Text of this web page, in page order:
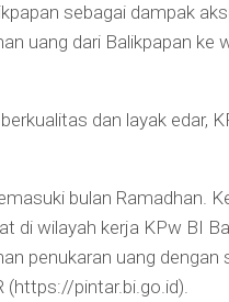
sebagai dampak
uang dari Balikpapan ke
dan layak edar,
bulan Ramadhan.
di wilayah kerja KPw BI
penukaran uang dengan
(https://pintar.bi.go.id).